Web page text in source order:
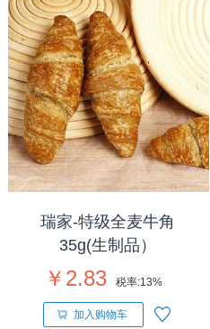
瑞家-特级全麦牛角
35g(生制品）
￥2.83 税率:13%
加入购物车